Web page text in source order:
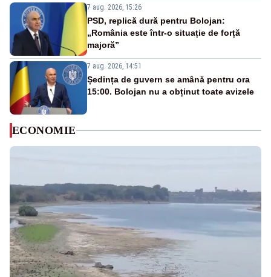
7 aug. 2026, 15:26
PSD, replică dură pentru Bolojan:
„România este într-o situație de forță
majoră”
7 aug. 2026, 14:51
Ședința de guvern se amână pentru ora
15:00. Bolojan nu a obținut toate avizele
ECONOMIE